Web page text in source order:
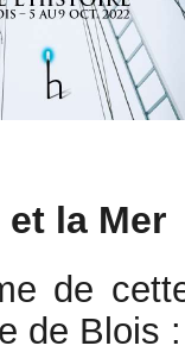
la Mer
de
de Blois